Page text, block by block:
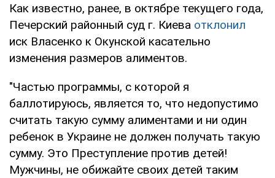
Как известно, ранее, в октябре текущего года,
Печерский районный суд г. Киева отклонил
иск Власенко к Окунской касательно
изменения размеров алиментов.
"Частью программы, с которой я
баллотируюсь, является то, что недопустимо
считать такую сумму алиментами и ни один
ребенок в Украине не должен получать такую
сумму. Это Преступление против детей!
Мужчины, не обижайте своих детей таким